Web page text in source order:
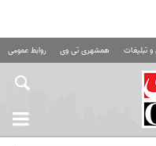
تبلیغات همشهری تی وی روابط عمومی